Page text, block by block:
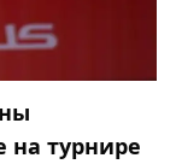
на турнире